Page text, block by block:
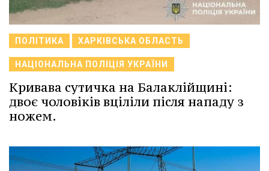
ПОЛІТИКА ХАРКІВСЬКА ОБЛАСТЬ
НАЦІОНАЛЬНА ПОЛІЦІЯ УКРАЇНИ
Кривава сутичка на Балаклійщині:
двоє чоловіків вціліли після нападу з
ножем.